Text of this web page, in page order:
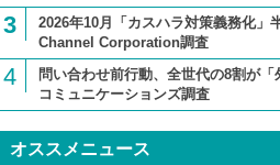
3
2026年10月「カスハラ対策義務化
Channel Corporation調査
4
問い合わせ前行動、全世代の8割が
コミュニケーションズ調査
オススメニュース